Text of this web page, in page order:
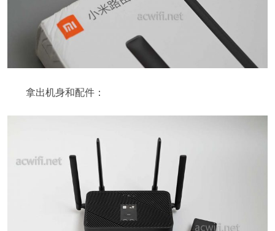
拿出机身和配件：